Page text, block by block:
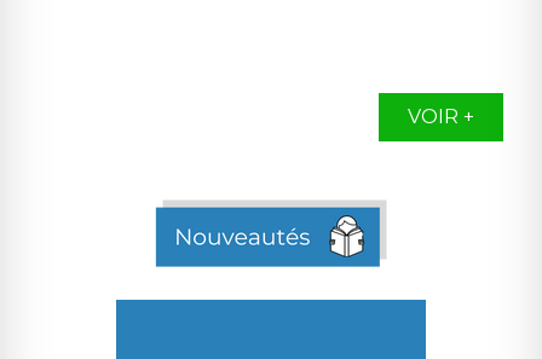
VOIR +